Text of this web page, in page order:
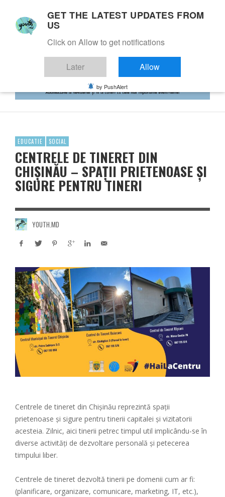
EDUCATIE SOCIAL
CENTRELE DE TINERET DIN
CHIȘINĂU – SPAȚII PRIETENOASE ȘI
SIGURE PENTRU TINERI
YOUTH.MD
Centrele de tineret din Chișinău reprezintă spații
prietenoase și sigure pentru tinerii capitalei și vizitatorii
acesteia. Zilnic, aici tinerii petrec timpul util implicându-se în
diverse activități de dezvoltare personală și petecerea
timpului liber.
Centrele de tineret dezvoltă tinerii pe domenii cum ar fi:
(planificare, organizare, comunicare, marketing, IT, etc.),
GET THE LATEST UPDATES FROM
US
Click on Allow to get notifications
Later Allow
by PushAlert